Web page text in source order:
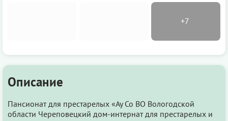
Описание
Пансионат для престарелых «Ау Со ВО Вологодской
области Череповецкий дом-интернат для престарелых и